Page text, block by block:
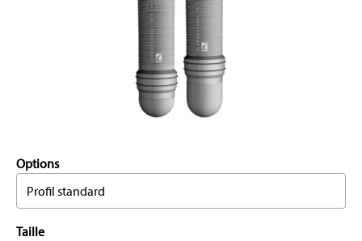
Options
Profil standard
Taille